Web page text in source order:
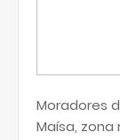
Moradores
Maísa, zona